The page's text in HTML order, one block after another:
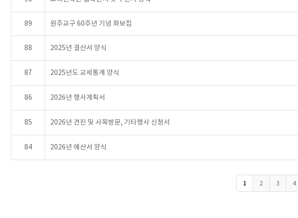
89 원주교구 60주년 기념 화보집
88 2025년 결산서 양식
87 2025년도 교세통계 양식
86 2026년 행사계획서
85 2026년 견진 및 사목방문, 기타행사 신청서
84 2026년 예산서 양식
1 2 3 4